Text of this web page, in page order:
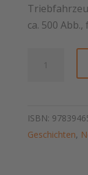
ca. 500
92
bis
ISBN:
Geschichten,